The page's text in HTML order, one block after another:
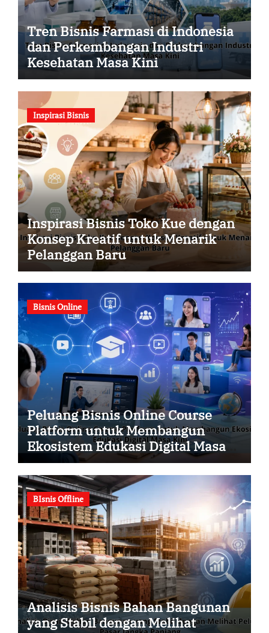
Tren Bisnis Farmasi di Indonesia
dan Perkembangan Industri
Kesehatan Masa Kini
Inspirasi Bisnis
Inspirasi Bisnis Toko Kue dengan
Konsep Kreatif untuk Menarik
Pelanggan Baru
Bisnis Online
Peluang Bisnis Online Course
Platform untuk Membangun
Ekosistem Edukasi Digital Masa
Kini
BIsnis Offline
Analisis Bisnis Bahan Bangunan
yang Stabil dengan Melihat